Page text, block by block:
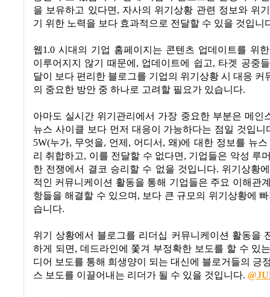
을 보유하고 있다면, 자사의 위기상황 관련 정보와 위
기 위한 노력을 보다 효과적으로 전달할 수 있을 것입니
웹1.0 시대의 기업 홈페이지는 콘텐츠 업데이트를 위
이루어지지 않기 때문에, 업데이트에 쉽고, 타겟 공중
달이 보다 편리한 블로그를 기업의 위기상황 시 대응 커
의 중요한 방안 중 하나로 고려할 필요가 있습니다.
아마도 실시간 위기관리에서 가장 중요한 부분은 메인
뉴스 사이클 보다 먼저 대응이 가능하다는 점일 것입니
5W(누가, 무엇을, 언제, 어디서, 왜)에 대한 정보를 뉴
리 취합하고, 이를 전달할 수 없다면, 기업들은 악성 루
한 전쟁에서 결코 승리할 수 없을 것입니다. 위기상황
적인 커뮤니케이션 활동을 통해 기업들은 주요 이해관
항들을 해결할 수 있으며, 보다 큰 규모의 위기상황에
습니다.
위기 상황에서 블로그를 리더십 커뮤니케이션 활동을
하게 되면, 데드라인에 쫓겨 부정확한 보도를 할 수 있
디어 보도를 통해 희생양이 되는 대신에 블로거들의 긍
스 보도를 이끌어내는 리더가 될 수 있을 것입니다.